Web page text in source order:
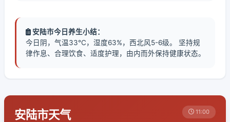
安陆市今日养生小结：
今日阴，气温33℃，湿度63%，西北风5-6级。 坚持规
律作息、合理饮食、适度护理，由内而外保持健康状态。
安陆市天气 11:00